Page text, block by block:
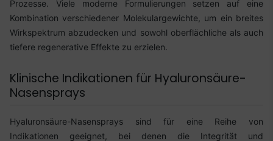
Prozesse. Viele moderne Formulierungen setzen auf eine
Kombination verschiedener Molekulargewichte, um ein breites
Wirkspektrum abzudecken und sowohl oberflächliche als auch
tiefere regenerative Effekte zu erzielen.
Klinische Indikationen für Hyaluronsäure-
Nasensprays
Hyaluronsäure-Nasensprays sind für eine Reihe von
Indikationen geeignet, bei denen die Integrität und